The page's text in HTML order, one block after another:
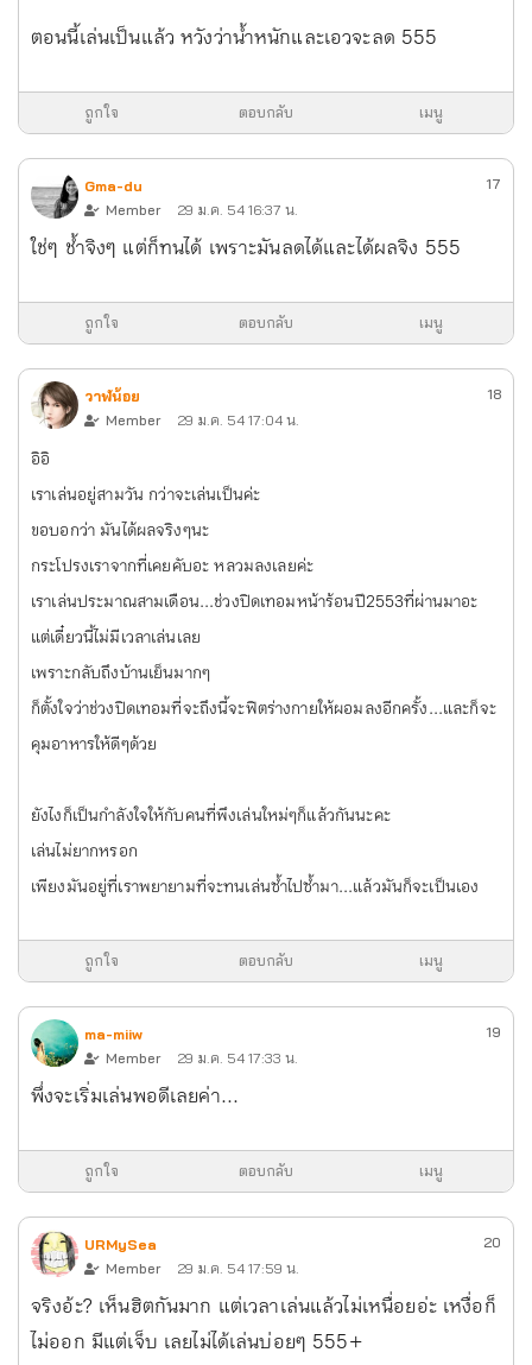
ตอนนี้เล่นเป็นแล้ว หวังว่าน้ำหนักและเอวจะลด 555
ถูกใจ ตอบกลับ เมนู
Gma-du
Member
29 ม.ค. 54 16:37 น.
17
ใช่ๆ ช้ำจิงๆ แต่ก็ทนได้ เพราะมันลดได้และได้ผลจิง 555
ถูกใจ ตอบกลับ เมนู
วาฬน้อย
Member
29 ม.ค. 54 17:04 น.
18
อิอิ
เราเล่นอยู่สามวัน กว่าจะเล่นเป็นค่ะ
ขอบอกว่า มันได้ผลจริงๆนะ
กระโปรงเราจากที่เคยคับอะ หลวมลงเลยค่ะ
เราเล่นประมาณสามเดือน...ช่วงปิดเทอมหน้าร้อนปี2553ที่ผ่านมาอะ
แต่เดี๋ยวนี้ไม่มีเวลาเล่นเลย
เพราะกลับถึงบ้านเย็นมากๆ
ก็ตั้งใจว่าช่วงปิดเทอมที่จะถึงนี้จะฟิตร่างกายให้ผอมลงอีกครั้ง...และก็จะ
คุมอาหารให้ดีๆด้วย
ยังไงก็เป็นกำลังใจให้กับคนที่พึงเล่นใหม่ๆก็แล้วกันนะคะ
เล่นไม่ยากหรอก
เพียงมันอยู่ที่เราพยายามที่จะทนเล่นซ้ำไปซ้ำมา...แล้วมันก็จะเป็นเอง
ถูกใจ ตอบกลับ เมนู
ma-miiw
Member
29 ม.ค. 54 17:33 น.
19
พึ่งจะเริ่มเล่นพอดีเลยค่า...
ถูกใจ ตอบกลับ เมนู
URMySea
Member
29 ม.ค. 54 17:59 น.
20
จริงอ้ะ? เห็นฮิตกันมาก แต่เวลาเล่นแล้วไม่เหนื่อยอ่ะ เหงื่อก็
ไม่ออก มีแต่เจ็บ เลยไม่ได้เล่นบ่อยๆ 555+